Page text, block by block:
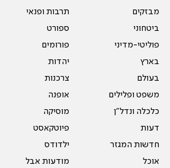
מבזקים
ביטחוני
פוליטי-מדיני
בארץ
בעולם
משפט ופלילים
כלכלה ונדל"ן
דעות
חדשות המגזר
אוכל
תרבות ופנאי
ספורט
פורומים
יהדות
צרכנות
אופנה
מוסיקה
פיוטקאסט
ילדודס
מודעות אבל